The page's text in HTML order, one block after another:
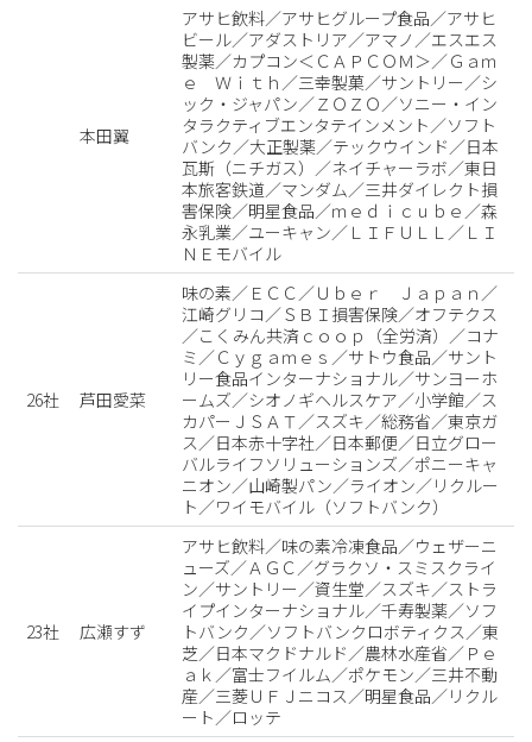
本田翼
アサヒ飲料／アサヒグループ食品／アサヒ
ビール／アダストリア／アマノ／エスエス
製薬／カプコン＜ＣＡＰＣＯＭ＞／Ｇａｍ
ｅ Ｗｉｔｈ／三幸製菓／サントリー／シ
ック・ジャパン／ＺＯＺＯ／ソニー・イン
タラクティブエンタテインメント／ソフト
バンク／大正製薬／テックウインド／日本
瓦斯（ニチガス）／ネイチャーラボ／東日
本旅客鉄道／マンダム／三井ダイレクト損
害保険／明星食品／ｍｅｄｉｃｕｂｅ／森
永乳業／ユーキャン／ＬＩＦＵＬＬ／ＬＩ
ＮＥモバイル
26社 芦田愛菜
味の素／ＥＣＣ／Ｕｂｅｒ Ｊａｐａｎ／
江崎グリコ／ＳＢＩ損害保険／オフテクス
／こくみん共済ｃｏｏｐ（全労済）／コナ
ミ／Ｃｙｇａｍｅｓ／サトウ食品／サント
リー食品インターナショナル／サンヨーホ
ームズ／シオノギヘルスケア／小学館／ス
カパーＪＳＡＴ／スズキ／総務省／東京ガ
ス／日本赤十字社／日本郵便／日立グロー
バルライフソリューションズ／ポニーキャ
ニオン／山崎製パン／ライオン／リクルー
ト／ワイモバイル（ソフトバンク）
23社 広瀬すず
アサヒ飲料／味の素冷凍食品／ウェザーニ
ューズ／ＡＧＣ／グラクソ・スミスクライ
ン／サントリー／資生堂／スズキ／ストラ
イプインターナショナル／千寿製薬／ソフ
トバンク／ソフトバンクロボティクス／東
芝／日本マクドナルド／農林水産省／Ｐｅ
ａｋ／富士フイルム／ポケモン／三井不動
産／三菱ＵＦＪニコス／明星食品／リクル
ート／ロッテ